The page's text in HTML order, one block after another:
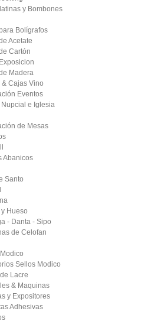
y Bombones
Bolígrafos
Acetate
Cartón
Madera
& Cajas Vino
Eventos
e Iglesia
de Mesas
Abanicos
Santo
Hueso
- Danta - Sipo
de Celofan
Sellos Modico
Lacre
& Maquinas
y Expositores
Adhesivas